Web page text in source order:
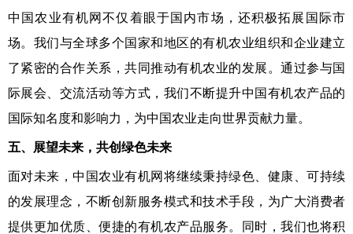
中国农业有机网不仅着眼于国内市场，还积极拓展国际市
场。我们与全球多个国家和地区的有机农业组织和企业建立
了紧密的合作关系，共同推动有机农业的发展。通过参与国
际展会、交流活动等方式，我们不断提升中国有机农产品的
国际知名度和影响力，为中国农业走向世界贡献力量。
五、展望未来，共创绿色未来
面对未来，中国农业有机网将继续秉持绿色、健康、可持续
的发展理念，不断创新服务模式和技术手段，为广大消费者
提供更加优质、便捷的有机农产品服务。同时，我们也将积